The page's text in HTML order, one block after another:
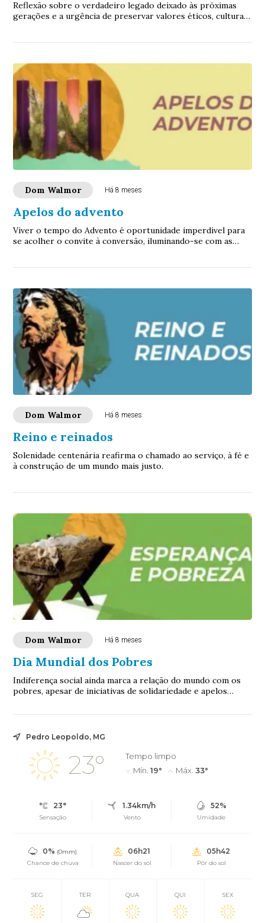
Reflexão sobre o verdadeiro legado deixado às próximas
gerações e a urgência de preservar valores éticos, culturais
Dom Walmor Há 8 meses
Apelos do advento
Viver o tempo do Advento é oportunidade imperdível para
se acolher o convite à conversão, iluminando-se com as
Dom Walmor Há 8 meses
Reino e reinados
Solenidade centenária reafirma o chamado ao serviço, à fé e
à construção de um mundo mais justo.
Dom Walmor Há 8 meses
Dia Mundial dos Pobres
Indiferença social ainda marca a relação do mundo com os
pobres, apesar de iniciativas de solidariedade e apelos
Pedro Leopoldo, MG
23°
Tempo limpo
Mín. 19° Máx. 33°
23°
Sensação
1.34km/h
Vento
52%
Umidade
0% (0mm)
Chance de chuva
06h21
Nascer do sol
05h42
Pôr do sol
SEG TER QUA QUI SEX